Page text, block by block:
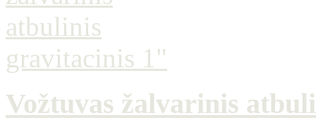
Vožtuvas žalvarinis